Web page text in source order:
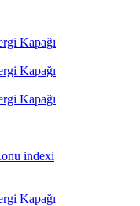
Kapağı
Kapağı
Kapağı
indexi
Kapağı